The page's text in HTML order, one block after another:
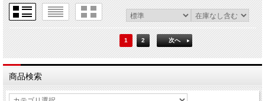
1 2 次へ
商品検索